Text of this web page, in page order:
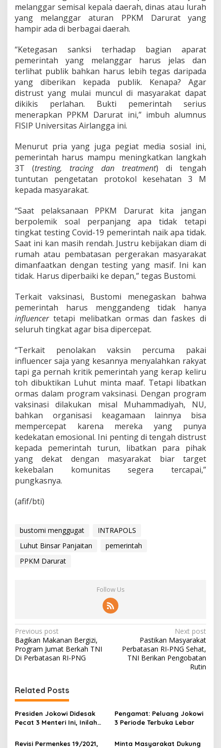
m
e
b
i
k
S
t
r
a
t
g
i
melanggar semisal kepala daerah, dinas atau lurah
yang melanggar aturan PPKM Darurat yang
hampir ada di berbagai daerah.
“Ketegasan sanksi terhadap bagian aparat
pemerintah yang melanggar harus jelas dan
terlihat publik bahkan harus lebih tegas daripada
yang diberikan kepada publik. Kenapa? Agar
distrust yang mulai muncul di masyarakat dapat
dikikis perlahan. Bukti pemerintah serius
menerapkan PPKM Darurat ini,” imbuh alumnus
FISIP Universitas Airlangga ini.
Menurut pria yang juga pegiat media sosial ini,
pemerintah harus mampu meningkatkan langkah
3T (tresting, tracing dan treatment) di tengah
tuntutan pengetatan protokol kesehatan 3 M
kepada masyarakat.
“Saat pelaksanaan PPKM Darurat kita jangan
berpolemik soal perpanjang apa tidak tetapi
tingkat testing Covid-19 pemerintah naik apa tidak.
Saat ini kan masih rendah. Justru kebijakan diam di
rumah atau pembatasan pergerakan masyarakat
dimanfaatkan dengan testing yang masif. Ini kan
tidak. Harus diperbaiki ke depan,” tegas Bustomi.
Terkait vaksinasi, Bustomi menegaskan bahwa
pemerintah harus menggandeng tidak hanya
influencertetapi melibatkan ormas dan faskes di
seluruh tingkat agar bisa dipercepat.
“Terkait penolakan vaksin percuma pakai
influencer saja yang kesannya menyalahkan rakyat
tapi ga pernah kritik pemerintah yang kerap keliru
toh dibuktikan Luhut minta maaf. Tetapi libatkan
ormas dalam program vaksinasi. Dengan program
vaksinasi dilakukan misal Muhammadiyah, NU,
bahkan organisasi keagamaan lainnya bisa
mempercepat karena mereka yang punya
kedekatan emosional. Ini penting di tengah distrust
kepada pemerintah turun, libatkan para pihak
yang dekat dengan masyarakat biar target
kekebalan komunitas segera tercapai,”
pungkasnya.
(afif/bti)
bustomi menggugat
INTRAPOLS
Luhut Binsar Panjaitan
pemerintah
PPKM Darurat
Follow Us
P
o
s
n
a
v
g
Previous post
Bagikan Makanan Bergizi,
Program Jumat Berkah TNI
Di Perbatasan RI-PNG
Next post
Pastikan Masyarakat
Perbatasan RI-PNG Sehat,
TNI Berikan Pengobatan
Rutin
Related Posts
Presiden Jokowi Didesak
Pecat 3 Menteri Ini, Inilah
Pengamat: Peluang Jokowi
3 Periode Terbuka Lebar
Revisi Permenkes 19/2021,
Minta Masyarakat Dukung